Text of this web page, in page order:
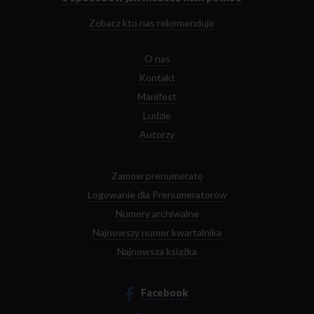
Zobacz kto nas rekomenduje
O nas
Kontakt
Manifest
Ludzie
Autorzy
Zamów prenumeratę
Logowanie dla Prenumeratorów
Numery archiwalne
Najnowszy numer kwartalnika
Najnowsza książka
Facebook